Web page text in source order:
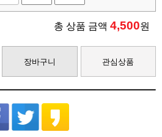
총 상품 금액 4,500원
장바구니 관심상품